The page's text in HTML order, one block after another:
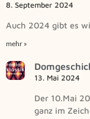
8. September 2024
Auch 2024 gibt es
mehr »
13. Mai 2024
Der 10.Mai
ganz im